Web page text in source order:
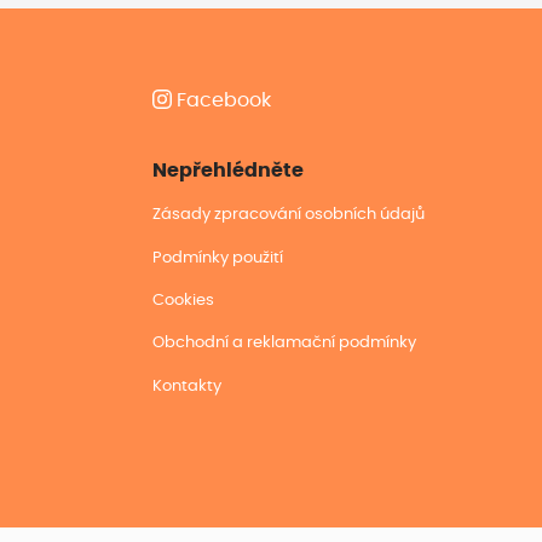
Facebook
Nepřehlédněte
Zásady zpracování osobních údajů
Podmínky použití
Cookies
Obchodní a reklamační podmínky
Kontakty